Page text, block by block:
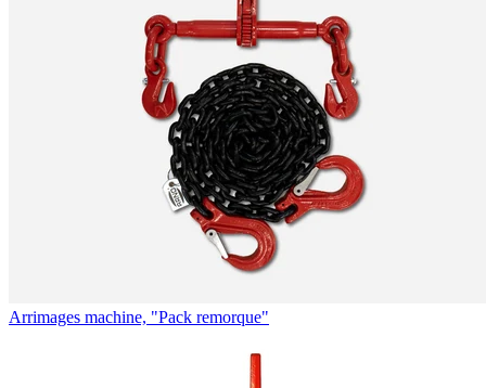
Arrimages machine, "Pack remorque"